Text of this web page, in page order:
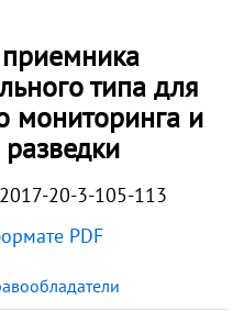
типа для
мониторинга и
20-3-105-113
PDF